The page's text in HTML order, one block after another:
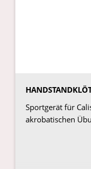
Sportgerät für
akrobatischen